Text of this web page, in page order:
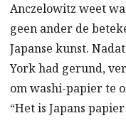
Anczelowitz weet
geen ander de
Japanse kunst.
York had gerund,
om washi-papier te
“Het is Japans